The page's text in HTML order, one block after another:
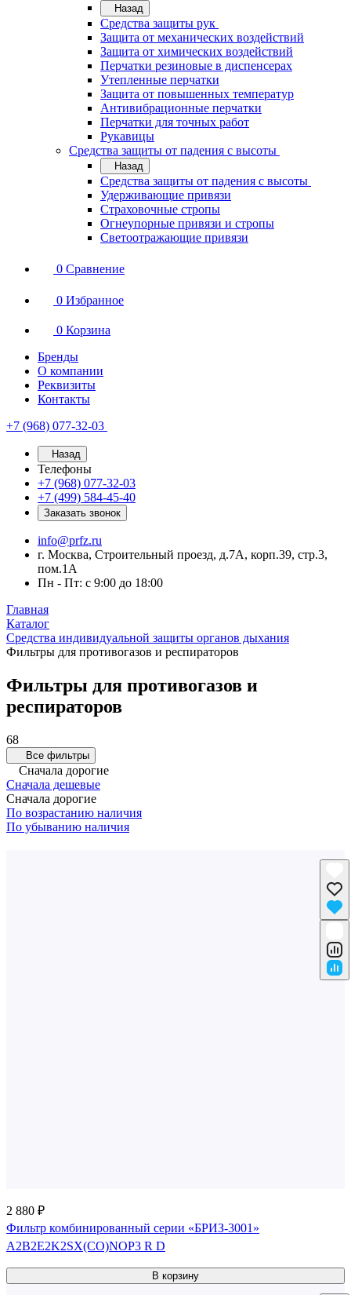
Назад
Средства защиты рук
Защита от механических воздействий
Защита от химических воздействий
Перчатки резиновые в диспенсерах
Утепленные перчатки
Защита от повышенных температур
Антивибрационные перчатки
Перчатки для точных работ
Рукавицы
Средства защиты от падения с высоты
Назад
Средства защиты от падения с высоты
Удерживающие привязи
Страховочные стропы
Огнеупорные привязи и стропы
Светоотражающие привязи
0 Сравнение
0 Избранное
0 Корзина
Бренды
О компании
Реквизиты
Контакты
+7 (968) 077-32-03
Назад
Телефоны
+7 (968) 077-32-03
+7 (499) 584-45-40
Заказать звонок
info@prfz.ru
г. Москва, Строительный проезд, д.7А, корп.39, стр.3,
пом.1А
Пн - Пт: с 9:00 до 18:00
Главная
Каталог
Средства индивидуальной защиты органов дыхания
Фильтры для противогазов и респираторов
Фильтры для противогазов и
респираторов
68
Все фильтры
Сначала дорогие
Сначала дешевые
Сначала дорогие
По возрастанию наличия
По убыванию наличия
2 880 ₽
Фильтр комбинированный серии «БРИЗ-3001»
A2B2E2K2SX(CO)NOP3 R D
В корзину